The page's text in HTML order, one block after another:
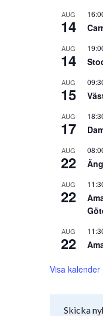
AUG
14
AUG
14
AUG
15
AUG
17
AUG
22
AUG
22
AUG
22
Visa kalender
Skicka